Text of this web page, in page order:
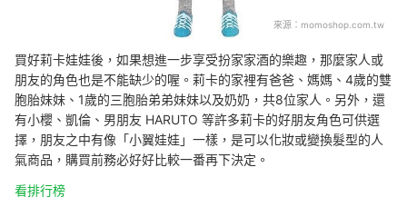
來源： momoshop.com.tw
買好莉卡娃娃後，如果想進一步享受扮家家酒的樂趣，那麼家人或
朋友的角色也是不能缺少的喔。莉卡的家裡有爸爸、媽媽、4歲的雙
胞胎妹妹、1歲的三胞胎弟弟妹妹以及奶奶，共8位家人。另外，還
有小櫻、凱倫、男朋友 HARUTO 等許多莉卡的好朋友角色可供選
擇，朋友之中有像「小翼娃娃」一樣，是可以化妝或變換髮型的人
氣商品，購買前務必好好比較一番再下決定。
看排行榜